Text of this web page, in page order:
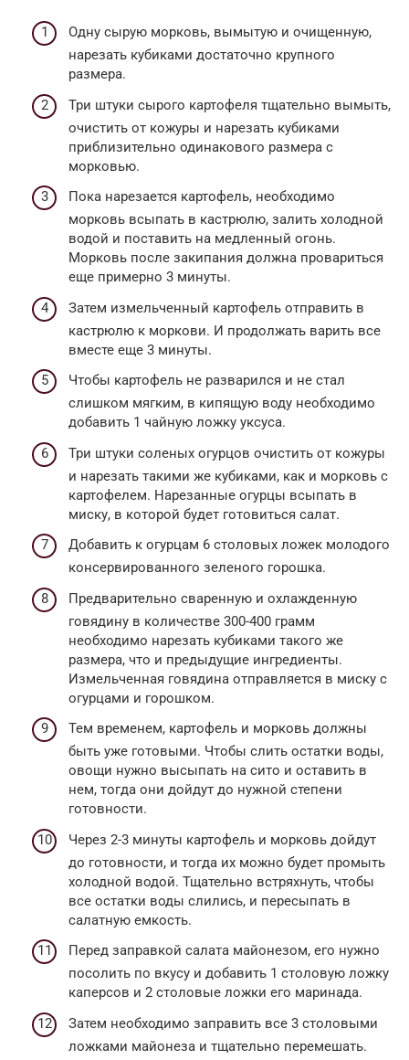
Одну сырую морковь, вымытую и очищенную,
нарезать кубиками достаточно крупного
размера.
Три штуки сырого картофеля тщательно вымыть,
очистить от кожуры и нарезать кубиками
приблизительно одинакового размера с
морковью.
Пока нарезается картофель, необходимо
морковь всыпать в кастрюлю, залить холодной
водой и поставить на медленный огонь.
Морковь после закипания должна провариться
еще примерно 3 минуты.
Затем измельченный картофель отправить в
кастрюлю к моркови. И продолжать варить все
вместе еще 3 минуты.
Чтобы картофель не разварился и не стал
слишком мягким, в кипящую воду необходимо
добавить 1 чайную ложку уксуса.
Три штуки соленых огурцов очистить от кожуры
и нарезать такими же кубиками, как и морковь с
картофелем. Нарезанные огурцы всыпать в
миску, в которой будет готовиться салат.
Добавить к огурцам 6 столовых ложек молодого
консервированного зеленого горошка.
Предварительно сваренную и охлажденную
говядину в количестве 300-400 грамм
необходимо нарезать кубиками такого же
размера, что и предыдущие ингредиенты.
Измельченная говядина отправляется в миску с
огурцами и горошком.
Тем временем, картофель и морковь должны
быть уже готовыми. Чтобы слить остатки воды,
овощи нужно высыпать на сито и оставить в
нем, тогда они дойдут до нужной степени
готовности.
Через 2-3 минуты картофель и морковь дойдут
до готовности, и тогда их можно будет промыть
холодной водой. Тщательно встряхнуть, чтобы
все остатки воды слились, и пересыпать в
салатную емкость.
Перед заправкой салата майонезом, его нужно
посолить по вкусу и добавить 1 столовую ложку
каперсов и 2 столовые ложки его маринада.
Затем необходимо заправить все 3 столовыми
ложками майонеза и тщательно перемешать.